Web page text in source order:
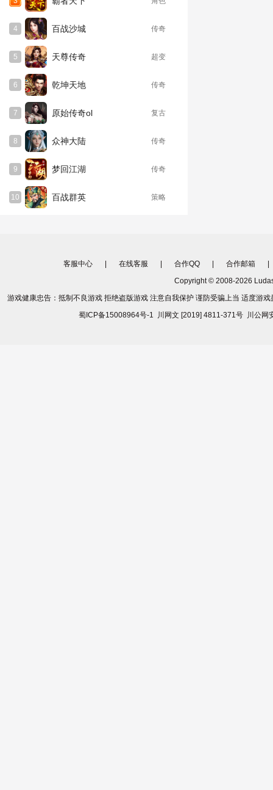
客服中心 在线客服 合作QQ 合作邮箱
Copyright © 2008-2026
游戏健康忠告：抵制不良游戏 拒绝盗版游戏 注意自我保护 谨防受骗上当 适度游
蜀ICP备15008964号-1
川网文 [2019] 4811-371号 川公网